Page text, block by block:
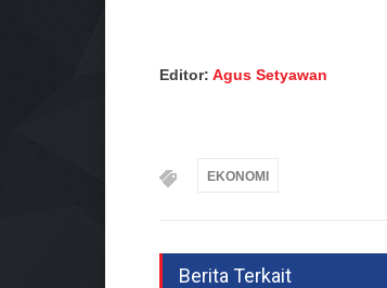
Editor: Agus Setyawan
EKONOMI
Berita Terkait